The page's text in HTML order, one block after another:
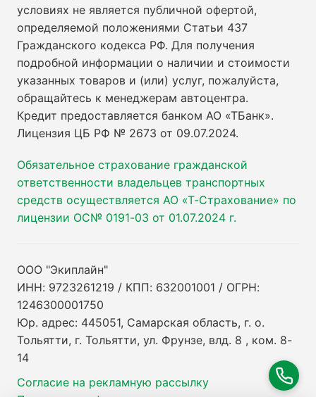
условиях не является публичной офертой,
определяемой положениями Статьи 437
Гражданского кодекса РФ. Для получения
подробной информации о наличии и стоимости
указанных товаров и (или) услуг, пожалуйста,
обращайтесь к менеджерам автоцентра.
Кредит предоставляется банком АО «ТБанк».
Лицензия ЦБ РФ № 2673 от 09.07.2024.
Обязательное страхование гражданской
ответственности владельцев транспортных
средств осуществляется АО «Т-Страхование» по
лицензии ОС№ 0191-03 от 01.07.2024 г.
ООО "Экиплайн"
ИНН: 9723261219 / КПП: 632001001 / ОГРН:
1246300001750
Юр. адрес: 445051, Самарская область, г. о.
Тольятти, г. Тольятти, ул. Фрунзе, влд. 8 , ком. 8-
14
Согласие на рекламную рассылку